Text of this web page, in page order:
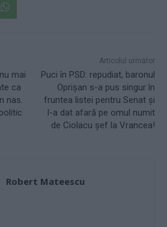
mai
ca
nas.
Articolul următor
Puci în PSD: repudiat, baronul
Oprișan s-a pus singur în
fruntea listei pentru Senat și
l-a dat afară pe omul numit
de Ciolacu șef la Vrancea!
Robert Mateescu